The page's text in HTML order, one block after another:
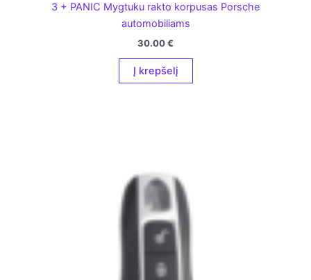
3 + PANIC Mygtuku rakto korpusas Porsche
automobiliams
30.00€
Į krepšelį